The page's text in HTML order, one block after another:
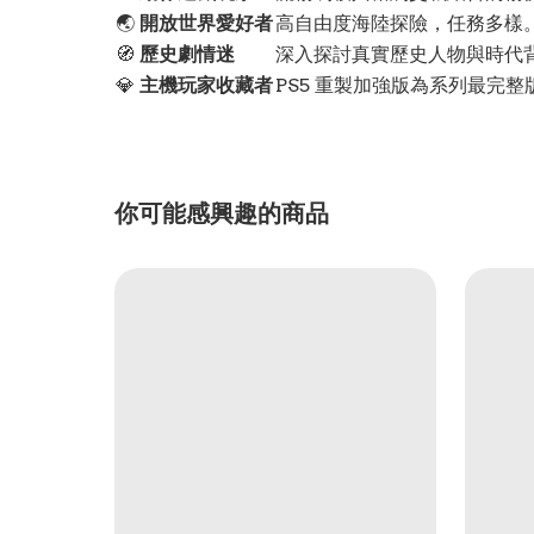
🌏 開放世界愛好者高自由度海陸探險，任務多樣。
🧭 歷史劇情迷
深入探討真實歷史人物與時代
💎 主機玩家收藏者PS5 重製加強版為系列最完整
你可能感興趣的商品